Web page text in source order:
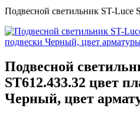
Подвесной светильник ST-Luce
Подвесной
ST612.433.32 цвет
Черный, цвет